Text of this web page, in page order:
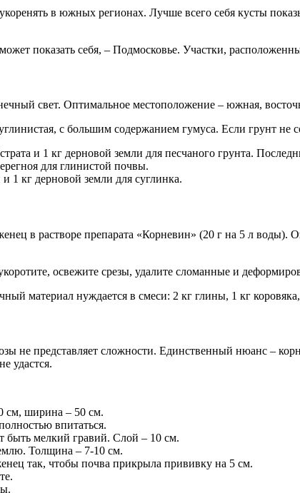
в южных регионах. Лучше всего себя кусты
показать себя, – Подмосковье. Участки,
свет. Оптимальное местоположение – южная,
с большим содержанием гумуса. Если грунт не
и 1 кг дерновой земли для песчаного грунта.
для глинистой почвы.
1 кг дерновой земли для суглинка.
в растворе препарата «Корневин» (20 г на 5 л
освежите срезы, удалите сломанные и
материал нуждается в смеси: 2 кг глины, 1 кг
не представляет сложности. Единственный нюанс –
удастся.
см, ширина – 50 см.
впитаться.
быть мелкий гравий. Слой – 10 см.
Толщина – 7-10 см.
так, чтобы почва прикрыла прививку на 5 см.